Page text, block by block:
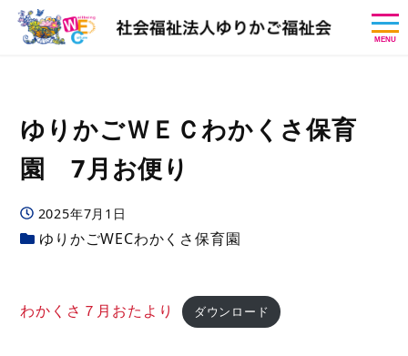
MENU
ゆりかごＷＥＣわかくさ保育
園 7月お便り
投稿日
2025年7月1日
カテゴリー
ゆりかごWECわかくさ保育園
わかくさ７月おたより ダウンロード